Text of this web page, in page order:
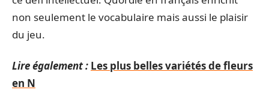
non seulement le vocabulaire mais aussi le plaisir
du jeu.
Lire également : Les plus belles variétés de fleurs
en N